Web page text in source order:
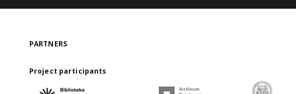
PARTNERS
Project participants